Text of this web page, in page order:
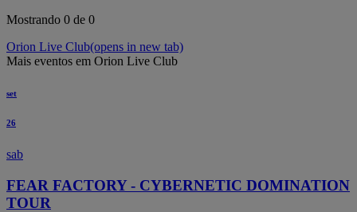
Mostrando 0 de 0
Orion Live Club(opens in new tab)
Mais eventos em Orion Live Club
set
26
sab
FEAR FACTORY - CYBERNETIC DOMINATION
TOUR